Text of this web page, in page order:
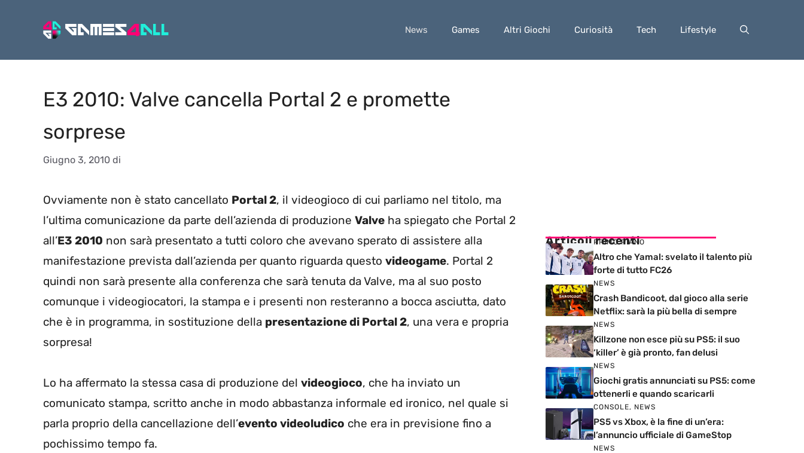
News Games Altri Giochi Curiosità Tech Lifestyle
E3 2010: Valve cancella Portal 2 e promette
sorprese
Giugno 3, 2010 di
Ovviamente non è stato cancellato Portal 2, il videogioco di cui parliamo nel titolo, ma
l’ultima comunicazione da parte dell’azienda di produzione Valve ha spiegato che Portal 2
all’E3 2010 non sarà presentato a tutti coloro che avevano sperato di assistere alla
manifestazione prevista dall’azienda per quanto riguarda questo videogame. Portal 2
quindi non sarà presente alla conferenza che sarà tenuta da Valve, ma al suo posto
comunque i videogiocatori, la stampa e i presenti non resteranno a bocca asciutta, dato
che è in programma, in sostituzione della presentazione di Portal 2, una vera e propria
sorpresa!
Lo ha affermato la stessa casa di produzione del videogioco, che ha inviato un
comunicato stampa, scritto anche in modo abbastanza informale ed ironico, nel quale si
parla proprio della cancellazione dell’evento videoludico che era in previsione fino a
pochissimo tempo fa.
Articoli recenti
PRIMO PIANO
Altro che Yamal: svelato il talento più
forte di tutto FC26
NEWS
Crash Bandicoot, dal gioco alla serie
Netflix: sarà la più bella di sempre
NEWS
Killzone non esce più su PS5: il suo
‘killer’ è già pronto, fan delusi
NEWS
Giochi gratis annunciati su PS5: come
ottenerli e quando scaricarli
CONSOLE, NEWS
PS5 vs Xbox, è la fine di un’era:
l’annuncio ufficiale di GameStop
NEWS